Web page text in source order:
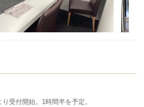
り受付開始。1時間半を予定。